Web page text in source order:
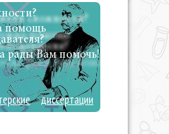
помощь
рады Вам помочь!
диссертации